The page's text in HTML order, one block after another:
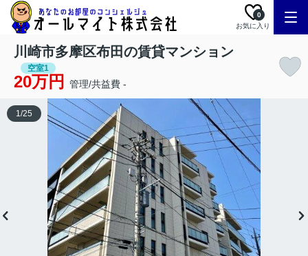
お気に入り
0
川崎市多摩区布田の賃貸マンション
空室1
20万円 管理/共益費 -
1/25